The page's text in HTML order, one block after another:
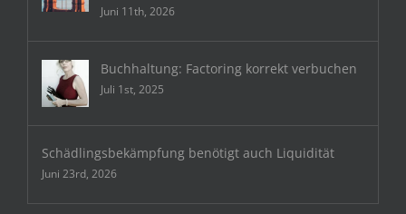
Juni 11th, 2026
Buchhaltung: Factoring korrekt verbuchen
Juli 1st, 2025
Schädlingsbekämpfung benötigt auch Liquidität
Juni 23rd, 2026